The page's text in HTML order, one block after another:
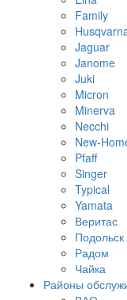
Family
Jaguar
Janome
Juki
Micron
Minerva
Necchi
New-
Pfaff
Singer
Typical
Yamata
Веритас
Подольск
Радом
Чайка
Районы